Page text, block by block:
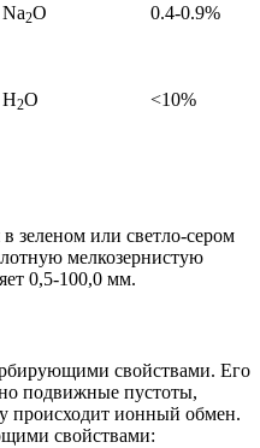
Na2O 0.4-0.9%
H2O <10%
зеленом или светло-сером
мелкозернистую
0,5-100,0 мм.
свойствами. Его
подвижные пустоты,
происходит ионный обмен.
свойствами: